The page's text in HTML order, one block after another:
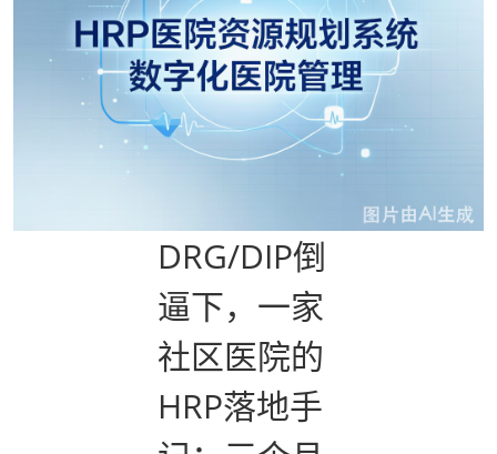
DRG/DIP倒
逼下，一家
社区医院的
HRP落地手